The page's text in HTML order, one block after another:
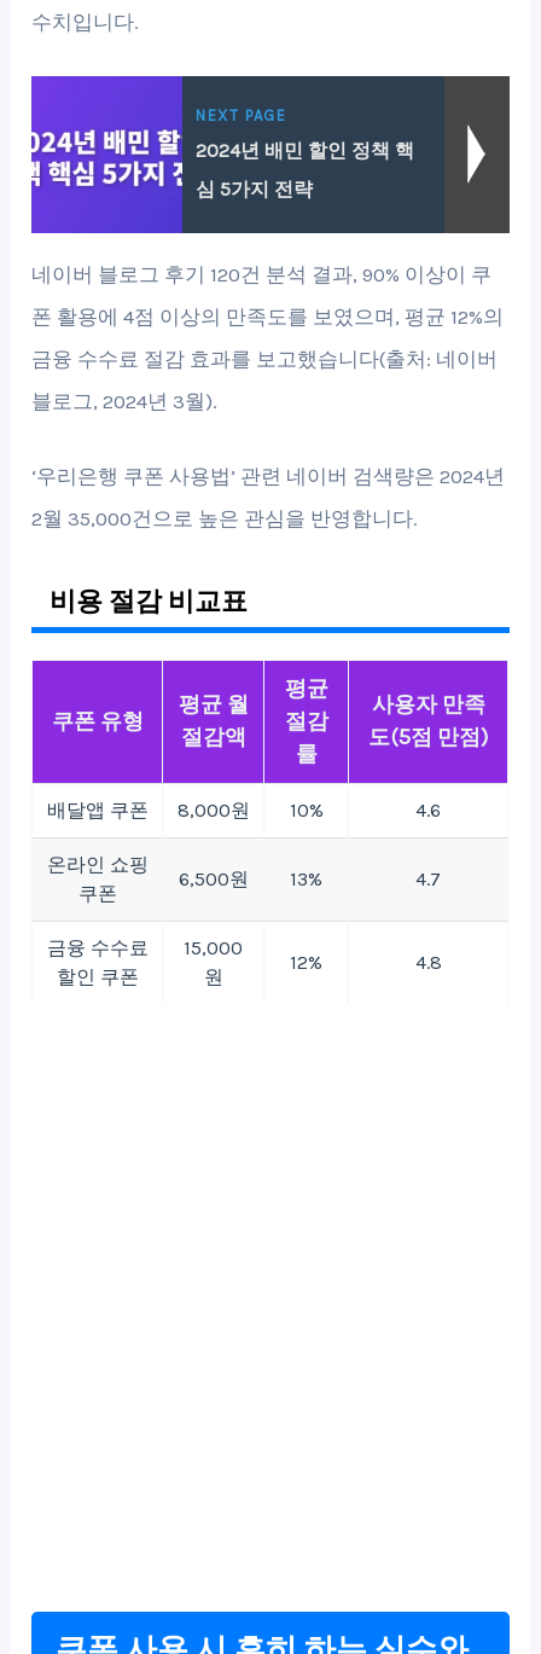
수치입니다.
NEXT PAGE
2024년 배민 할인 정책 핵
심 5가지 전략
네이버 블로그 후기 120건 분석 결과, 90% 이상이 쿠
폰 활용에 4점 이상의 만족도를 보였으며, 평균 12%의
금융 수수료 절감 효과를 보고했습니다(출처: 네이버
블로그, 2024년 3월).
‘우리은행 쿠폰 사용법’ 관련 네이버 검색량은 2024년
2월 35,000건으로 높은 관심을 반영합니다.
비용 절감 비교표
쿠폰 유형
평균 월
절감액
평균
절감
률
사용자 만족
도(5점 만점)
배달앱 쿠폰 8,000원 10% 4.6
온라인 쇼핑
쿠폰
6,500원 13% 4.7
금융 수수료
할인 쿠폰
15,000
원
12% 4.8